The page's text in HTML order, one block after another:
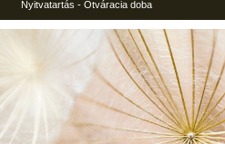
Nyitvatartás - Otváracia doba